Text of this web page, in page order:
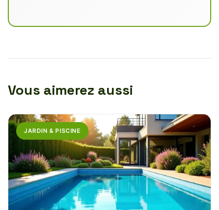
Vous aimerez aussi
JARDIN & PISCINE